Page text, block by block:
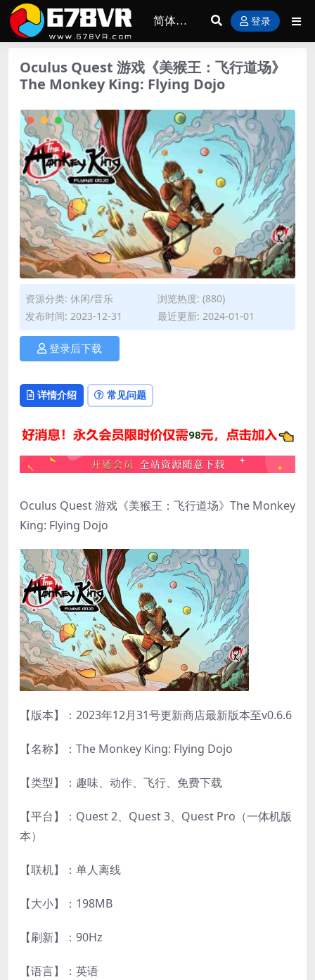
登录
Oculus Quest 游戏《美猴王：飞行道场》
The Monkey King: Flying Dojo
资源分类: 休闲/音乐
浏览热度: (880)
发布时间: 2023-12-31
最近更新: 2024-01-01
登录后下载
详情介绍 常见问题
Oculus Quest 游戏《美猴王：飞行道场》The Monkey
King: Flying Dojo
【版本】：2023年12月31号更新商店最新版本至v0.6.6
【名称】：The Monkey King: Flying Dojo
【类型】：趣味、动作、飞行、免费下载
【平台】：Quest 2、Quest 3、Quest Pro（一体机版
本）
【联机】：单人离线
【大小】：198MB
【刷新】：90Hz
【语言】：英语